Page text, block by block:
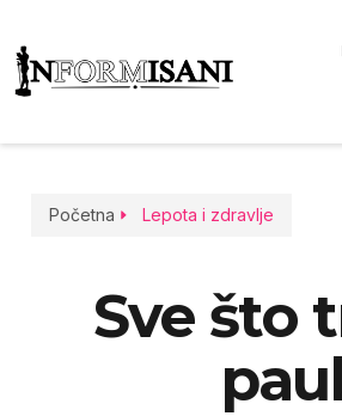
Početna Lepota i zdravlje
Sve što